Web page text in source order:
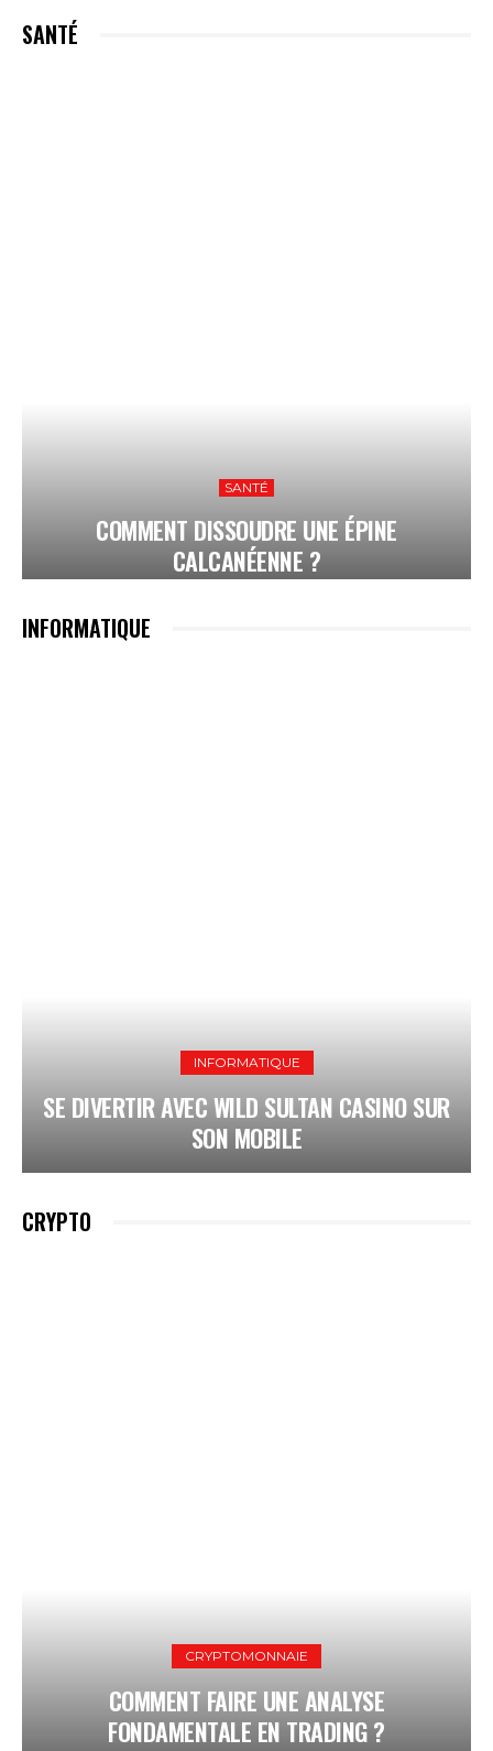
SANTÉ
SANTÉ
COMMENT DISSOUDRE UNE ÉPINE
CALCANÉENNE ?
INFORMATIQUE
INFORMATIQUE
SE DIVERTIR AVEC WILD SULTAN CASINO SUR
SON MOBILE
CRYPTO
CRYPTOMONNAIE
COMMENT FAIRE UNE ANALYSE
FONDAMENTALE EN TRADING ?